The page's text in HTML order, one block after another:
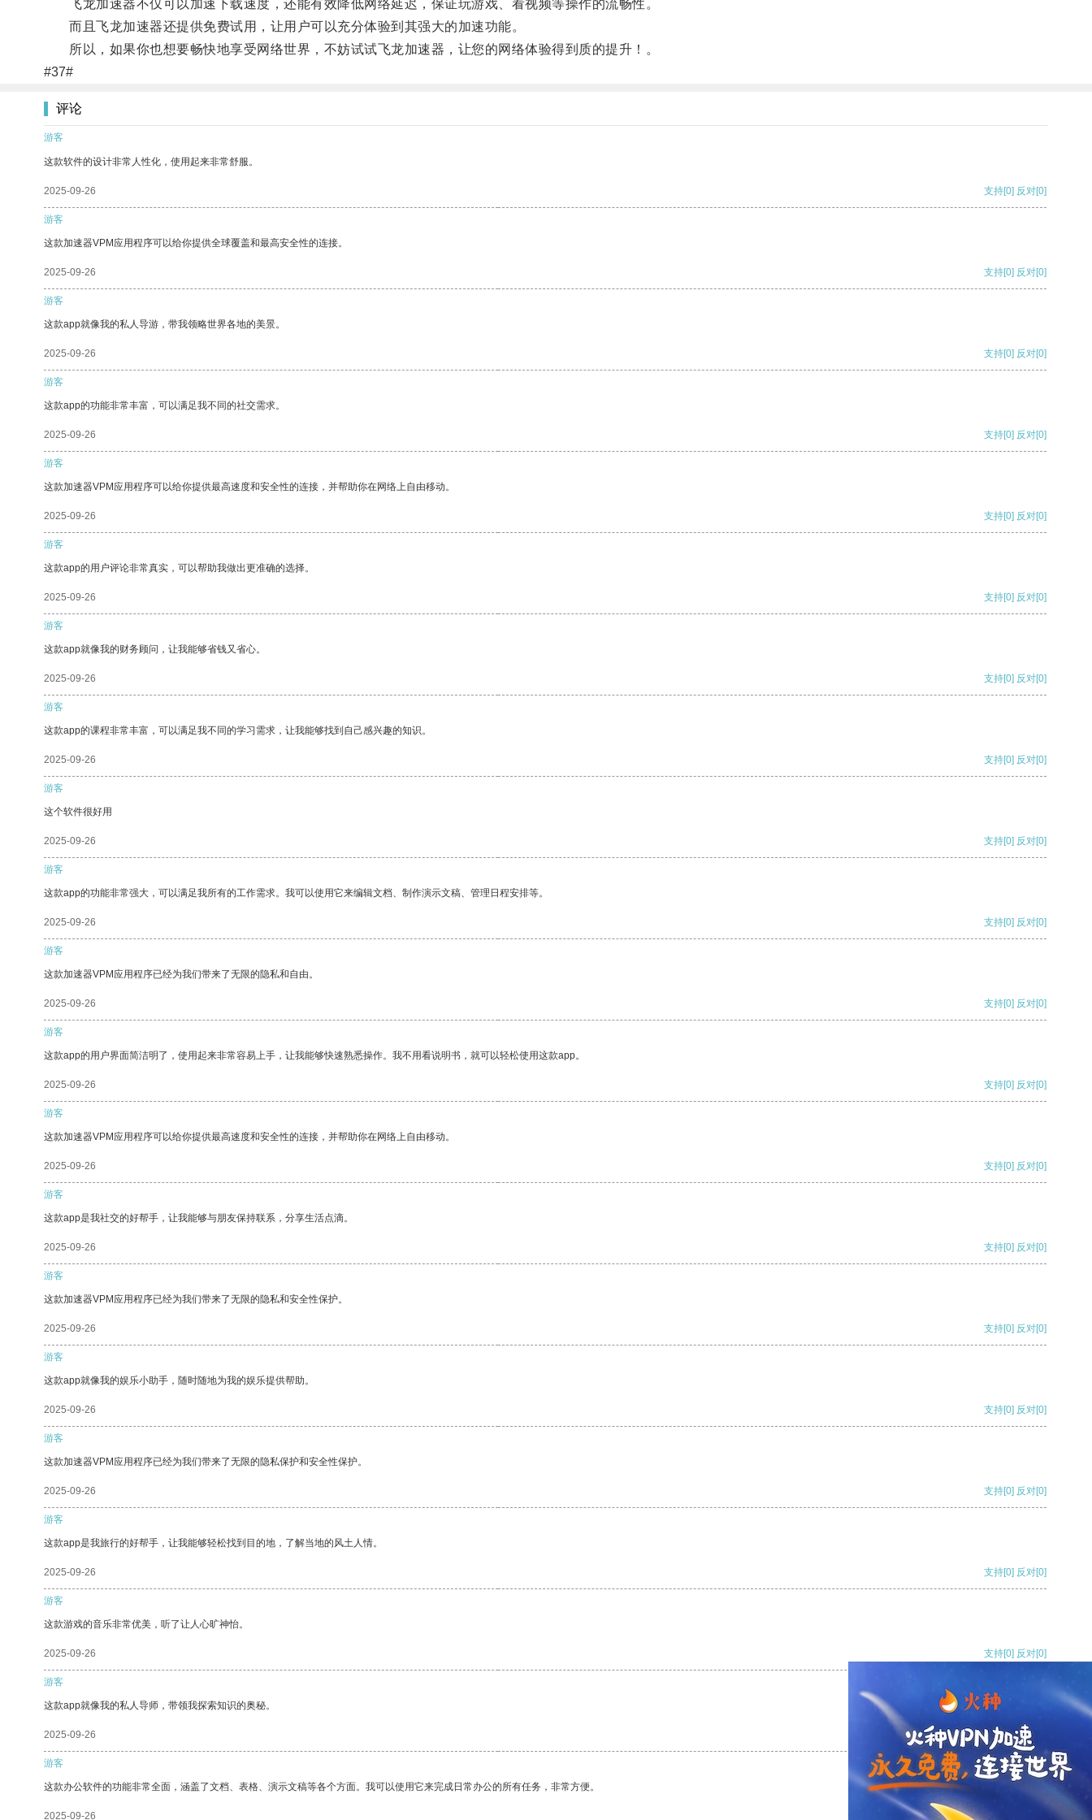
飞龙加速器不仅可以加速下载速度，还能有效降低网络延迟，保证玩游戏、看视频等操作的流畅性。
而且飞龙加速器还提供免费试用，让用户可以充分体验到其强大的加速功能。
所以，如果你也想要畅快地享受网络世界，不妨试试飞龙加速器，让您的网络体验得到质的提升！。
#37#
评论
游客
这款软件的设计非常人性化，使用起来非常舒服。
2025-09-26 支持[0] 反对[0]
游客
这款加速器VPM应用程序可以给你提供全球覆盖和最高安全性的连接。
2025-09-26 支持[0] 反对[0]
游客
这款app就像我的私人导游，带我领略世界各地的美景。
2025-09-26 支持[0] 反对[0]
游客
这款app的功能非常丰富，可以满足我不同的社交需求。
2025-09-26 支持[0] 反对[0]
游客
这款加速器VPM应用程序可以给你提供最高速度和安全性的连接，并帮助你在网络上自由移动。
2025-09-26 支持[0] 反对[0]
游客
这款app的用户评论非常真实，可以帮助我做出更准确的选择。
2025-09-26 支持[0] 反对[0]
游客
这款app就像我的财务顾问，让我能够省钱又省心。
2025-09-26 支持[0] 反对[0]
游客
这款app的课程非常丰富，可以满足我不同的学习需求，让我能够找到自己感兴趣的知识。
2025-09-26 支持[0] 反对[0]
游客
这个软件很好用
2025-09-26 支持[0] 反对[0]
游客
这款app的功能非常强大，可以满足我所有的工作需求。我可以使用它来编辑文档、制作演示文稿、管理日程安排等。
2025-09-26 支持[0] 反对[0]
游客
这款加速器VPM应用程序已经为我们带来了无限的隐私和自由。
2025-09-26 支持[0] 反对[0]
游客
这款app的用户界面简洁明了，使用起来非常容易上手，让我能够快速熟悉操作。我不用看说明书，就可以轻松使用这款app。
2025-09-26 支持[0] 反对[0]
游客
这款加速器VPM应用程序可以给你提供最高速度和安全性的连接，并帮助你在网络上自由移动。
2025-09-26 支持[0] 反对[0]
游客
这款app是我社交的好帮手，让我能够与朋友保持联系，分享生活点滴。
2025-09-26 支持[0] 反对[0]
游客
这款加速器VPM应用程序已经为我们带来了无限的隐私和安全性保护。
2025-09-26 支持[0] 反对[0]
游客
这款app就像我的娱乐小助手，随时随地为我的娱乐提供帮助。
2025-09-26 支持[0] 反对[0]
游客
这款加速器VPM应用程序已经为我们带来了无限的隐私保护和安全性保护。
2025-09-26 支持[0] 反对[0]
游客
这款app是我旅行的好帮手，让我能够轻松找到目的地，了解当地的风土人情。
2025-09-26 支持[0] 反对[0]
游客
这款游戏的音乐非常优美，听了让人心旷神怡。
2025-09-26 支持[0] 反对[0]
游客
这款app就像我的私人导师，带领我探索知识的奥秘。
2025-09-26 支持[0] 反对
游客
这款办公软件的功能非常全面，涵盖了文档、表格、演示文稿等各个方面。我可以使用它来完成日常办公的所有任务，非常方便。
2025-09-26 支持